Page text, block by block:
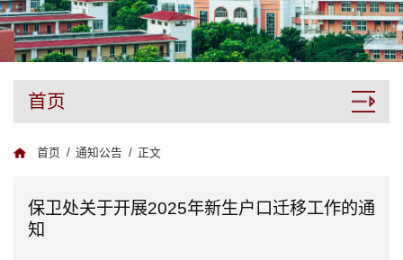
首页
首页 / 通知公告 / 正文
保卫处关于开展2025年新生户口迁移工作的通
知